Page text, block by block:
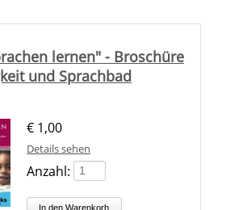
lernen" - Broschüre
und Sprachbad
€ 1,00
Details sehen
Anzahl: